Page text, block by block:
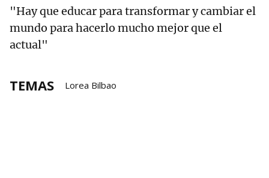
"Hay que educar para transformar y cambiar el
mundo para hacerlo mucho mejor que el
actual"
TEMAS Lorea Bilbao